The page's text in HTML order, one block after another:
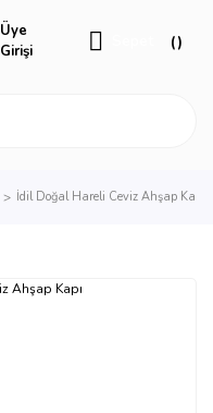
Üye
Girişi
İdil Doğal Hareli Ceviz Ahşap Kapı